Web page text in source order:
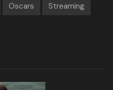
Oscars Streaming